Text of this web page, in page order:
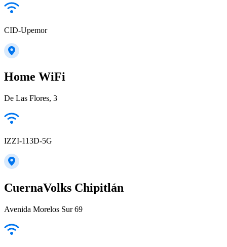
CID-Upemor
Home WiFi
De Las Flores, 3
IZZI-113D-5G
CuernaVolks Chipitlán
Avenida Morelos Sur 69